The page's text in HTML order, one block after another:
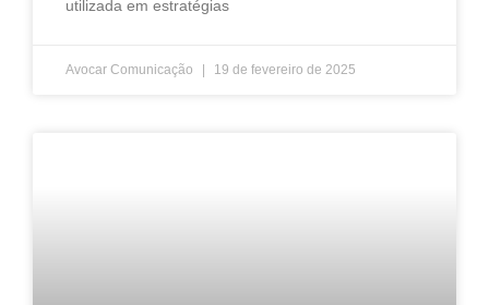
utilizada em estratégias
Avocar Comunicação 19 de fevereiro de 2025